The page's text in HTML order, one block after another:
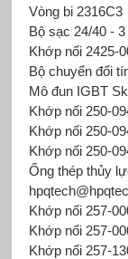
Vòng bi 2316C3
Bộ sạc 24/40 - 3
Khớp nối 2425-
Bộ chuyển đổi
Mô đun IGBT
Khớp nối 250-
Khớp nối 250-
Khớp nối 250-
Ống thép thủy
Khớp nối 257-
Khớp nối 257-
Khớp nối 257-